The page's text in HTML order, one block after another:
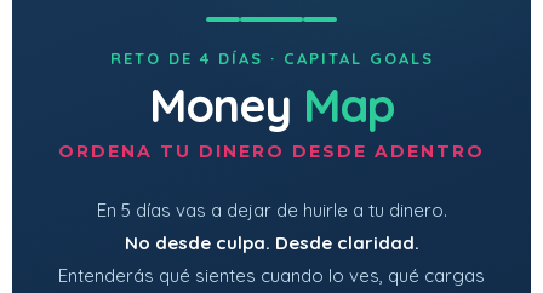
RETO DE 4 DÍAS · CAPITAL GOALS
Money Map
ORDENA TU DINERO DESDE ADENTRO
En 5 días vas a dejar de huirle a tu dinero.
No desde culpa. Desde claridad.
Entenderás qué sientes cuando lo ves, qué cargas